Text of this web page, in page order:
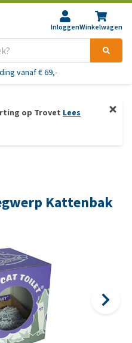
InloggenWinkelwagen
vanaf € 69,-
op Trovet Lees
Kattenbak